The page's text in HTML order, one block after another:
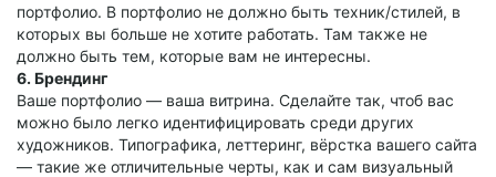
портфолио. В портфолио не должно быть техник/стилей, в
которых вы больше не хотите работать. Там также не
должно быть тем, которые вам не интересны.
6. Брендинг
Ваше портфолио — ваша витрина. Сделайте так, чтоб вас
можно было легко идентифицировать среди других
художников. Типографика, леттеринг, вёрстка вашего сайта
— такие же отличительные черты, как и сам визуальный